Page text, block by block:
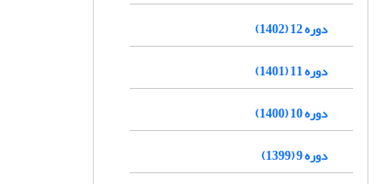
دوره 12 (1402)
دوره 11 (1401)
دوره 10 (1400)
دوره 9 (1399)